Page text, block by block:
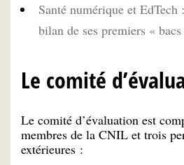
Santé numérique et
bilan de ses premiers «
Le comité
Le comité d’évaluation est
membres de la CNIL et trois
extérieures :